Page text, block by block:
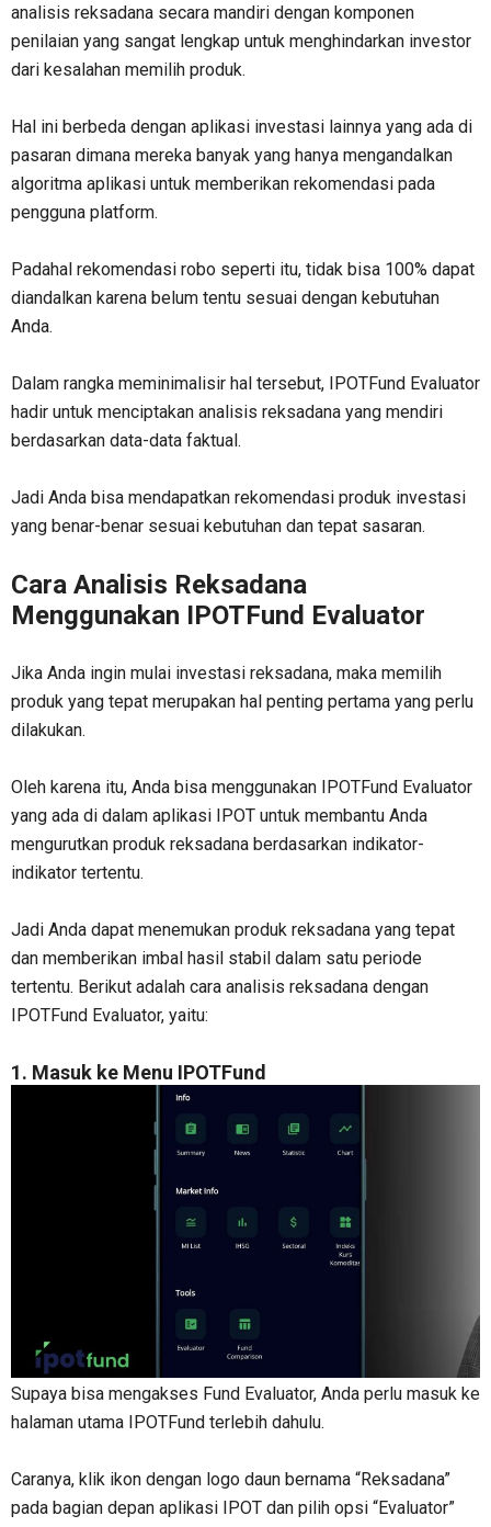
analisis reksadana secara mandiri dengan komponen
penilaian yang sangat lengkap untuk menghindarkan investor
dari kesalahan memilih produk.
Hal ini berbeda dengan aplikasi investasi lainnya yang ada di
pasaran dimana mereka banyak yang hanya mengandalkan
algoritma aplikasi untuk memberikan rekomendasi pada
pengguna platform.
Padahal rekomendasi robo seperti itu, tidak bisa 100% dapat
diandalkan karena belum tentu sesuai dengan kebutuhan
Anda.
Dalam rangka meminimalisir hal tersebut, IPOTFund Evaluator
hadir untuk menciptakan analisis reksadana yang mendiri
berdasarkan data-data faktual.
Jadi Anda bisa mendapatkan rekomendasi produk investasi
yang benar-benar sesuai kebutuhan dan tepat sasaran.
Cara Analisis Reksadana
Menggunakan IPOTFund Evaluator
Jika Anda ingin mulai investasi reksadana, maka memilih
produk yang tepat merupakan hal penting pertama yang perlu
dilakukan.
Oleh karena itu, Anda bisa menggunakan IPOTFund Evaluator
yang ada di dalam aplikasi IPOT untuk membantu Anda
mengurutkan produk reksadana berdasarkan indikator-
indikator tertentu.
Jadi Anda dapat menemukan produk reksadana yang tepat
dan memberikan imbal hasil stabil dalam satu periode
tertentu. Berikut adalah cara analisis reksadana dengan
IPOTFund Evaluator, yaitu:
1. Masuk ke Menu IPOTFund
Supaya bisa mengakses Fund Evaluator, Anda perlu masuk ke
halaman utama IPOTFund terlebih dahulu.
Caranya, klik ikon dengan logo daun bernama “Reksadana”
pada bagian depan aplikasi IPOT dan pilih opsi “Evaluator”